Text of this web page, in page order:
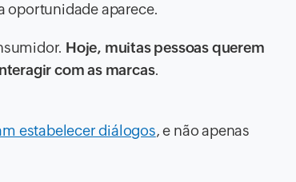
oportunidade aparece.
Hoje, muitas pessoas querem
com as marcas.
estabelecer diálogos, e não apenas